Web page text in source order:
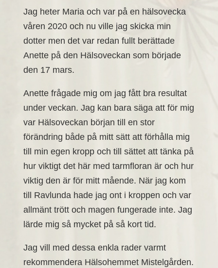
Jag heter Maria och var på en hälsovecka
våren 2020 och nu ville jag skicka min
dotter men det var redan fullt berättade
Anette på den Hälsoveckan som började
den 17 mars.
Anette frågade mig om jag fått bra resultat
under veckan. Jag kan bara säga att för mig
var Hälsoveckan början till en stor
förändring både på mitt sätt att förhålla mig
till min egen kropp och till sättet att tänka på
hur viktigt det här med tarmfloran är och hur
viktig den är för mitt mående. När jag kom
till Ravlunda hade jag ont i kroppen och var
allmänt trött och magen fungerade inte. Jag
lärde mig så mycket på så kort tid.
Jag vill med dessa enkla rader varmt
rekommendera Hälsohemmet Mistelgården.